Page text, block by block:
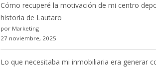
Cómo recuperé la motivación de mi centro
historia de Lautaro
por Marketing
27 noviembre, 2025
Lo que necesitaba mi inmobiliaria era generar